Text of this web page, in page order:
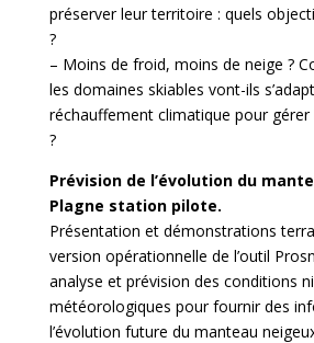
préserver leur territoire : quels
?
– Moins de froid, moins de neige ?
les domaines skiables vont-ils
réchauffement climatique pour gérer
?
Prévision de l’évolution du
Plagne station pilote.
Présentation et démonstrations
version opérationnelle de l’outil
analyse et prévision des conditions
météorologiques pour fournir des
l’évolution future du manteau